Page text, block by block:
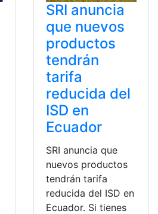
SRI anuncia
que nuevos
productos
tendrán
tarifa
reducida del
ISD en
Ecuador
SRI anuncia que
nuevos productos
tendrán tarifa
reducida del ISD en
Ecuador. Si tienes